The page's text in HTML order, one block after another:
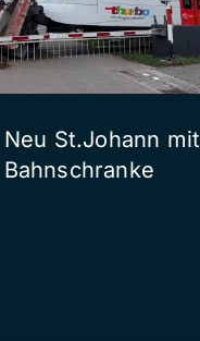
St.Johann mit